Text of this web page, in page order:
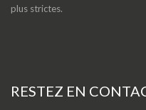
plus strictes.
RESTEZ EN